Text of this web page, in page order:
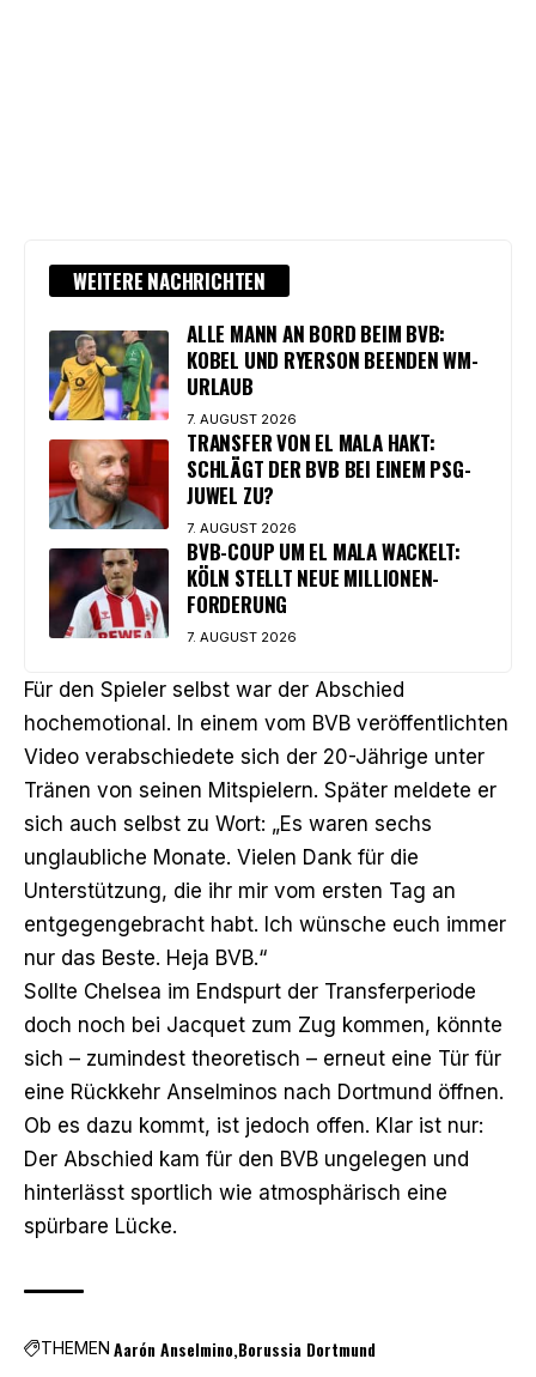
WEITERE NACHRICHTEN
ALLE MANN AN BORD BEIM BVB:
KOBEL UND RYERSON BEENDEN WM-
URLAUB
7. AUGUST 2026
TRANSFER VON EL MALA HAKT:
SCHLÄGT DER BVB BEI EINEM PSG-
JUWEL ZU?
7. AUGUST 2026
BVB-COUP UM EL MALA WACKELT:
KÖLN STELLT NEUE MILLIONEN-
FORDERUNG
7. AUGUST 2026
Für den Spieler selbst war der Abschied
hochemotional. In einem vom BVB veröffentlichten
Video verabschiedete sich der 20-Jährige unter
Tränen von seinen Mitspielern. Später meldete er
sich auch selbst zu Wort: „Es waren sechs
unglaubliche Monate. Vielen Dank für die
Unterstützung, die ihr mir vom ersten Tag an
entgegengebracht habt. Ich wünsche euch immer
nur das Beste. Heja BVB.“
Sollte Chelsea im Endspurt der Transferperiode
doch noch bei Jacquet zum Zug kommen, könnte
sich – zumindest theoretisch – erneut eine Tür für
eine Rückkehr Anselminos nach Dortmund öffnen.
Ob es dazu kommt, ist jedoch offen. Klar ist nur:
Der Abschied kam für den BVB ungelegen und
hinterlässt sportlich wie atmosphärisch eine
spürbare Lücke.
THEMEN Aarón Anselmino Borussia Dortmund